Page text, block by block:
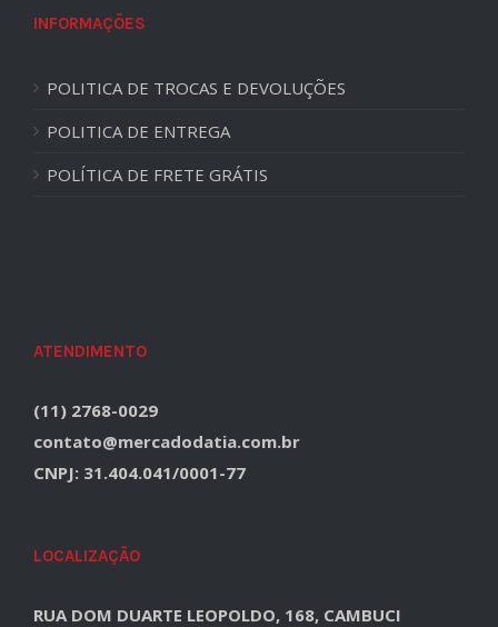
INFORMAÇÕES
POLITICA DE TROCAS E DEVOLUÇÕES
POLITICA DE ENTREGA
POLÍTICA DE FRETE GRÁTIS
ATENDIMENTO
(11) 2768-0029
contato@mercadodatia.com.br
CNPJ: 31.404.041/0001-77
LOCALIZAÇÃO
RUA DOM DUARTE LEOPOLDO, 168, CAMBUCI